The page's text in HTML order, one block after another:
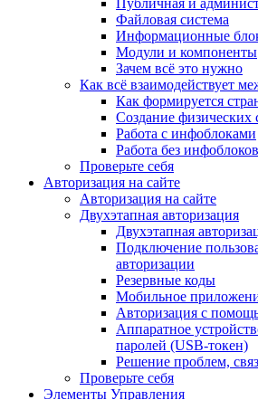
Публичная и
Файловая система
Информационные
Модули и компоненты
Зачем всё это нужно
Как всё взаимодействует
Как формируется
Создание физических
Работа с инфоблоками
Работа без инфоблоков
Проверьте себя
Авторизация на сайте
Авторизация на сайте
Двухэтапная авторизация
Двухэтапная
Подключение
авторизации
Резервные коды
Мобильное
Авторизация с
Аппаратное
паролей (USB-токен)
Решение проблем,
Проверьте себя
Элементы Управления